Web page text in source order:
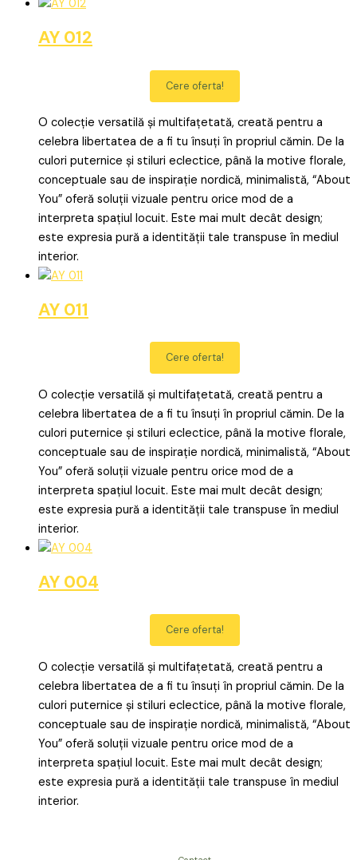
AY 012
Cere oferta!
O colecție versatilă și multifațetată, creată pentru a
celebra libertatea de a fi tu însuți în propriul cămin. De la
culori puternice și stiluri eclectice, până la motive florale,
conceptuale sau de inspirație nordică, minimalistă, “About
You” oferă soluții vizuale pentru orice mod de a
interpreta spațiul locuit. Este mai mult decât design;
este expresia pură a identității tale transpuse în mediul
interior.
AY 011
Cere oferta!
O colecție versatilă și multifațetată, creată pentru a
celebra libertatea de a fi tu însuți în propriul cămin. De la
culori puternice și stiluri eclectice, până la motive florale,
conceptuale sau de inspirație nordică, minimalistă, “About
You” oferă soluții vizuale pentru orice mod de a
interpreta spațiul locuit. Este mai mult decât design;
este expresia pură a identității tale transpuse în mediul
interior.
AY 004
Cere oferta!
O colecție versatilă și multifațetată, creată pentru a
celebra libertatea de a fi tu însuți în propriul cămin. De la
culori puternice și stiluri eclectice, până la motive florale,
conceptuale sau de inspirație nordică, minimalistă, “About
You” oferă soluții vizuale pentru orice mod de a
interpreta spațiul locuit. Este mai mult decât design;
este expresia pură a identității tale transpuse în mediul
interior.